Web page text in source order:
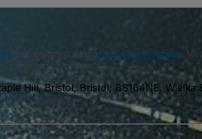
i potwierdzasz naszą Politykę prywatności .
z nich zrezygnować.
Hill, Bristol, Bristol, BS164NE, Wielka